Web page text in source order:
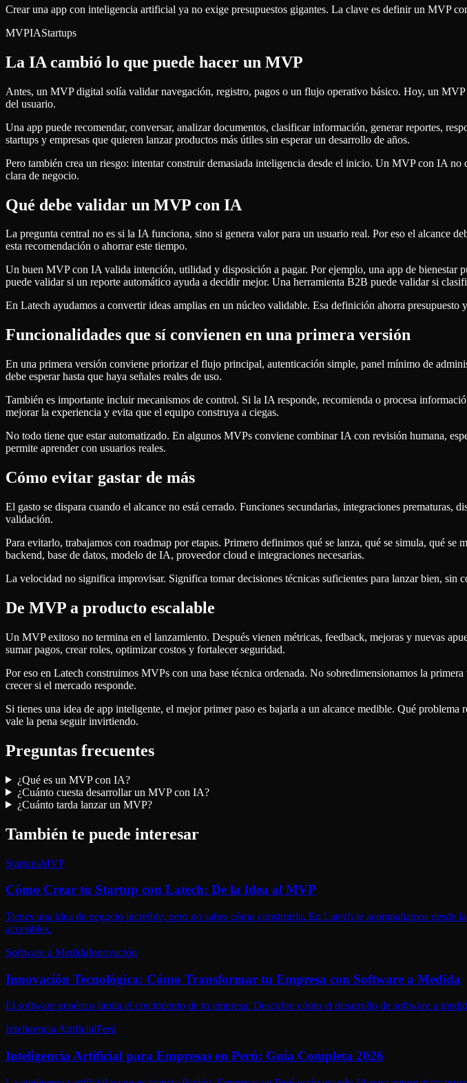
Crear una app con inteligencia artificial ya no exige presupuestos gigantes. La clave es definir un MVP
MVPIAStartups
La IA cambió lo que puede hacer un MVP
Antes, un MVP digital solía validar navegación, registro, pagos o un flujo operativo básico. Hoy, un
del usuario.
Una app puede recomendar, conversar, analizar documentos, clasificar información, generar reportes,
startups y empresas que quieren lanzar productos más útiles sin esperar un desarrollo de años.
Pero también crea un riesgo: intentar construir demasiada inteligencia desde el inicio. Un MVP con IA
clara de negocio.
Qué debe validar un MVP con IA
La pregunta central no es si la IA funciona, sino si genera valor para un usuario real. Por eso el alcance
esta recomendación o ahorrar este tiempo.
Un buen MVP con IA valida intención, utilidad y disposición a pagar. Por ejemplo, una app de bienestar
puede validar si un reporte automático ayuda a decidir mejor. Una herramienta B2B puede validar si
En Latech ayudamos a convertir ideas amplias en un núcleo validable. Esa definición ahorra presupuesto
Funcionalidades que sí convienen en una primera versión
En una primera versión conviene priorizar el flujo principal, autenticación simple, panel mínimo de
debe esperar hasta que haya señales reales de uso.
También es importante incluir mecanismos de control. Si la IA responde, recomienda o procesa
mejorar la experiencia y evita que el equipo construya a ciegas.
No todo tiene que estar automatizado. En algunos MVPs conviene combinar IA con revisión humana,
permite aprender con usuarios reales.
Cómo evitar gastar de más
El gasto se dispara cuando el alcance no está cerrado. Funciones secundarias, integraciones
validación.
Para evitarlo, trabajamos con roadmap por etapas. Primero definimos qué se lanza, qué se simula, qué
backend, base de datos, modelo de IA, proveedor cloud e integraciones necesarias.
La velocidad no significa improvisar. Significa tomar decisiones técnicas suficientes para lanzar bien, sin
De MVP a producto escalable
Un MVP exitoso no termina en el lanzamiento. Después vienen métricas, feedback, mejoras y nuevas
sumar pagos, crear roles, optimizar costos y fortalecer seguridad.
Por eso en Latech construimos MVPs con una base técnica ordenada. No sobredimensionamos la
crecer si el mercado responde.
Si tienes una idea de app inteligente, el mejor primer paso es bajarla a un alcance medible. Qué
vale la pena seguir invirtiendo.
Preguntas frecuentes
¿Qué es un MVP con IA?
¿Cuánto cuesta desarrollar un MVP con IA?
¿Cuánto tarda lanzar un MVP?
También te puede interesar
StartupsMVP
Cómo Crear tu Startup con Latech: De la Idea al MVP
Tienes una idea de negocio increíble, pero no sabes cómo construirla. En Latech te acompañamos
accesibles.
Software a MedidaInnovación
Innovación Tecnológica: Cómo Transformar tu Empresa con Software a Medida
El software genérico limita el crecimiento de tu empresa. Descubre cómo el desarrollo de software a
Inteligencia ArtificialPerú
Inteligencia Artificial para Empresas en Perú: Guía Completa 2026